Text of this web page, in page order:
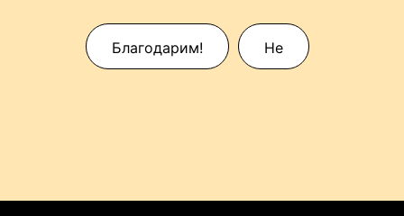
Благодарим! Не